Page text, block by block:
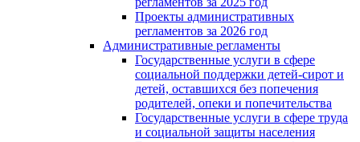
Проекты административных
регламентов за 2026 год
Административные регламенты
Государственные услуги в сфере
социальной поддержки детей-сирот и
детей, оставшихся без попечения
родителей, опеки и попечительства
Государственные услуги в сфере труда
и социальной защиты населения